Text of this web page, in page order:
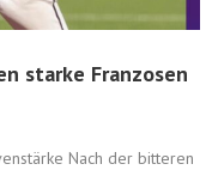
starke Franzosen
Nach der bitteren